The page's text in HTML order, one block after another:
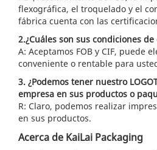
flexográfica, el troquelado y el
fábrica cuenta con las
2.¿Cuáles son sus condiciones
A: Aceptamos FOB y CIF, puede
conveniente o rentable para
3. ¿Podemos tener nuestro
empresa en sus productos o
R: Claro, podemos realizar
en sus productos.
Acerca de KaiLai Packaging